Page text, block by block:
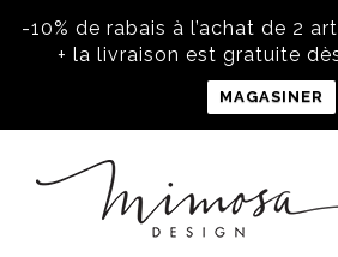
-10% de rabais à l’achat de 2
+ la livraison est gratuite
MAGASINER